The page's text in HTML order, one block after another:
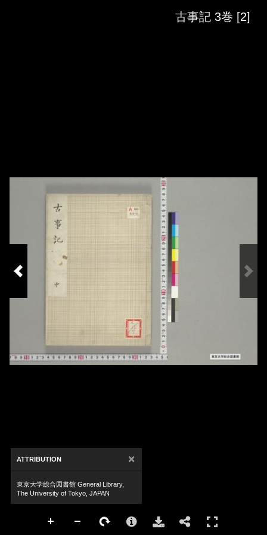
古事記 3巻 [2]
ATTRIBUTION ×
東京大学総合図書館 General Library,
The University of Tokyo, JAPAN